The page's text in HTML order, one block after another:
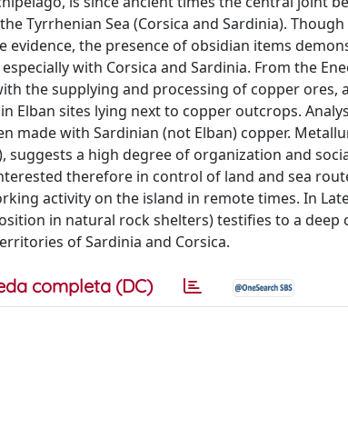
Tyrrhenian Sea (Corsica and Sardinia).
the presence of obsidian items
with Corsica and Sardinia. From the
the supplying and processing of copper ores,
Elban sites lying next to copper outcrops.
made with Sardinian (not Elban) copper.
a high degree of organization and
therefore in control of land and sea
activity on the island in remote times. In
in natural rock shelters) testifies to a deep
of Sardinia and Corsica.
completa (DC)